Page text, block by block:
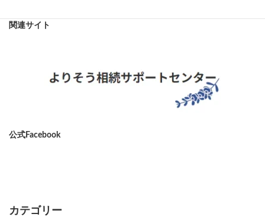
関連サイト
公式Facebook
カテゴリー